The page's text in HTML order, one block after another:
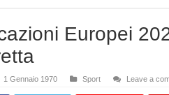
Europei
1 Gennaio 1970 Sport Leave a